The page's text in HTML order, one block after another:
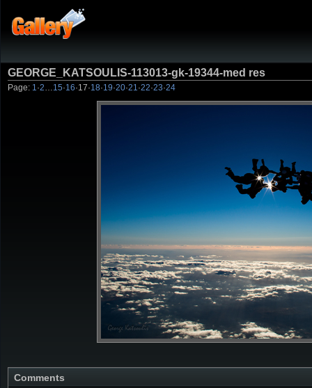
GEORGE_KATSOULIS-113013-gk-19344-med res
Page: 1 ·2 15·16·17·18·19·20·21 ·22·23·24
Comments